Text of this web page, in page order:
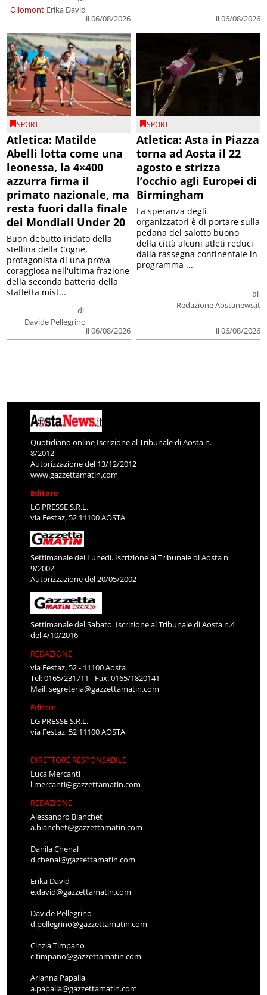
Ollomont Erika David
il 06/08/2026
il 06/08/2026
SPORT
Atletica: Matilde
Abelli lotta come una
leonessa, la 4×400
azzurra firma il
primato nazionale, ma
resta fuori dalla finale
dei Mondiali Under 20
di
Davide Pellegrino
il 06/08/2026
Buon debutto iridato della
stellina della Cogne,
protagonista di una prova
coraggiosa nell'ultima frazione
della seconda batteria della
staffetta mist...
SPORT
Atletica: Asta in Piazza
torna ad Aosta il 22
agosto e strizza
l’occhio agli Europei di
Birmingham
di
Redazione Aostanews.it
il 06/08/2026
La speranza degli
organizzatori è di portare sulla
pedana del salotto buono
della città alcuni atleti reduci
dalla rassegna continentale in
programma ...
Quotidiano online Iscrizione al Tribunale di Aosta n.
8/2012
Autorizzazione del 13/12/2012
www.gazzettamatin.com
Editore
LG PRESSE S.R.L.
via Festaz, 52 11100 AOSTA
Settimanale del Lunedì. Iscrizione al Tribunale di Aosta n.
9/2002
Autorizzazione del 20/05/2002
Settimanale del Sabato. Iscrizione al Tribunale di Aosta n.4
del 4/10/2016
REDAZIONE
via Festaz, 52 - 11100 Aosta
Tel: 0165/231711 - Fax: 0165/1820141
Mail:segreteria@gazzettamatin.com
Editore
LG PRESSE S.R.L.
via Festaz, 52 11100 AOSTA
DIRETTORE RESPONSABILE
Luca Mercanti
l.mercanti@gazzettamatin.com
REDAZIONE
Alessandro Bianchet
a.bianchet@gazzettamatin.com
Danila Chenal
d.chenal@gazzettamatin.com
Erika David
e.david@gazzettamatin.com
Davide Pellegrino
d.pellegrino@gazzettamatin.com
Cinzia Timpano
c.timpano@gazzettamatin.com
Arianna Papalia
a.papalia@gazzettamatin.com